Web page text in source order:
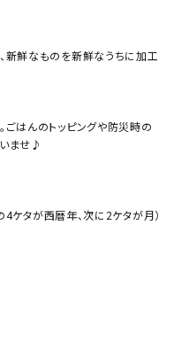
新鮮なものを新鮮なうちに加工
ごはんのトッピングや防災時の
ませ♪
ケタが西暦年、次に2ケタが月）